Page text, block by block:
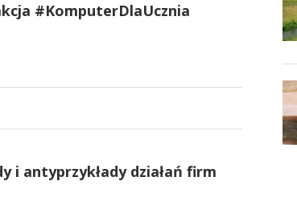
#KomputerDlaUcznia
i antyprzykłady działań firm